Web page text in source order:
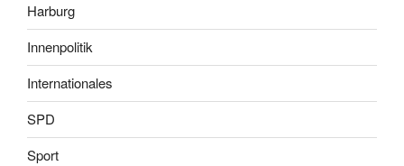
Harburg
Innenpolitik
Internationales
SPD
Sport